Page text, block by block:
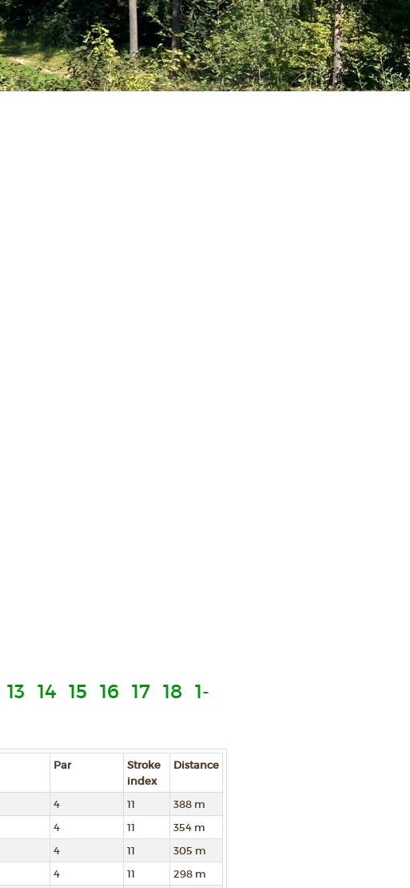
13 14 15 16 17 18 1-
Par
Stroke
index
Distance
4 11
388 m
4 11
354 m
4 11
305 m
4 11
298 m